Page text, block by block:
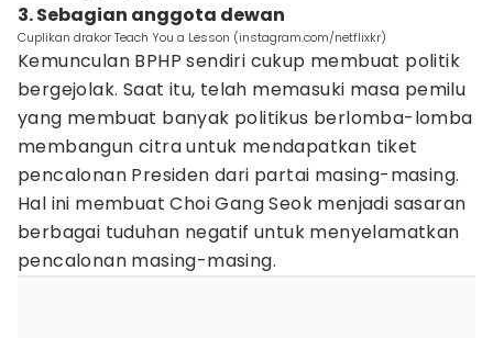
3. Sebagian anggota dewan
Cuplikan drakor Teach You a Lesson (instagram.com/netflixkr)
Kemunculan BPHP sendiri cukup membuat politik
bergejolak. Saat itu, telah memasuki masa pemilu
yang membuat banyak politikus berlomba-lomba
membangun citra untuk mendapatkan tiket
pencalonan Presiden dari partai masing-masing.
Hal ini membuat Choi Gang Seok menjadi sasaran
berbagai tuduhan negatif untuk menyelamatkan
pencalonan masing-masing.